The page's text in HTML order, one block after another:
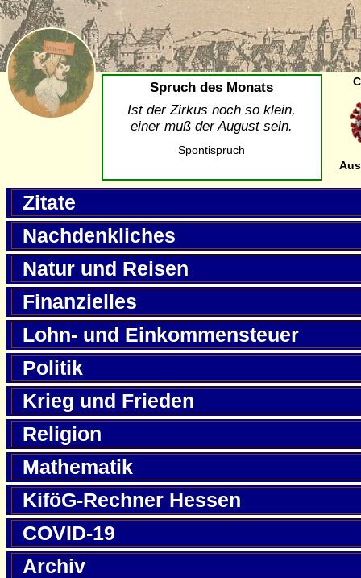
Spruch des Monats
Ist der Zirkus noch so klein,
einer muß der August sein.
Spontispruch
Zitate
Nachdenkliches
Natur und Reisen
Finanzielles
Lohn- und Einkommensteuer
Politik
Krieg und Frieden
Religion
Mathematik
KiföG-Rechner Hessen
COVID-19
Archiv